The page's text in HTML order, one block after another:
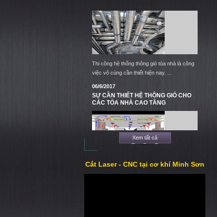
Thi công hệ thống thông gió tòa nhà là công
việc vô cùng cần thiết hiện nay. ...
06/6/2017
SỰ CẦN THIẾT HỆ THÔNG GIÓ CHO
CÁC TÒA NHÀ CAO TẦNG
Thi công hệ thống thông gió tòa nhà là công
việc vô cùng cần thiết hiện nay. ...
1 2 3
Xem tất cả
Cắt Laser - CNC tại cơ khí Minh Sơn